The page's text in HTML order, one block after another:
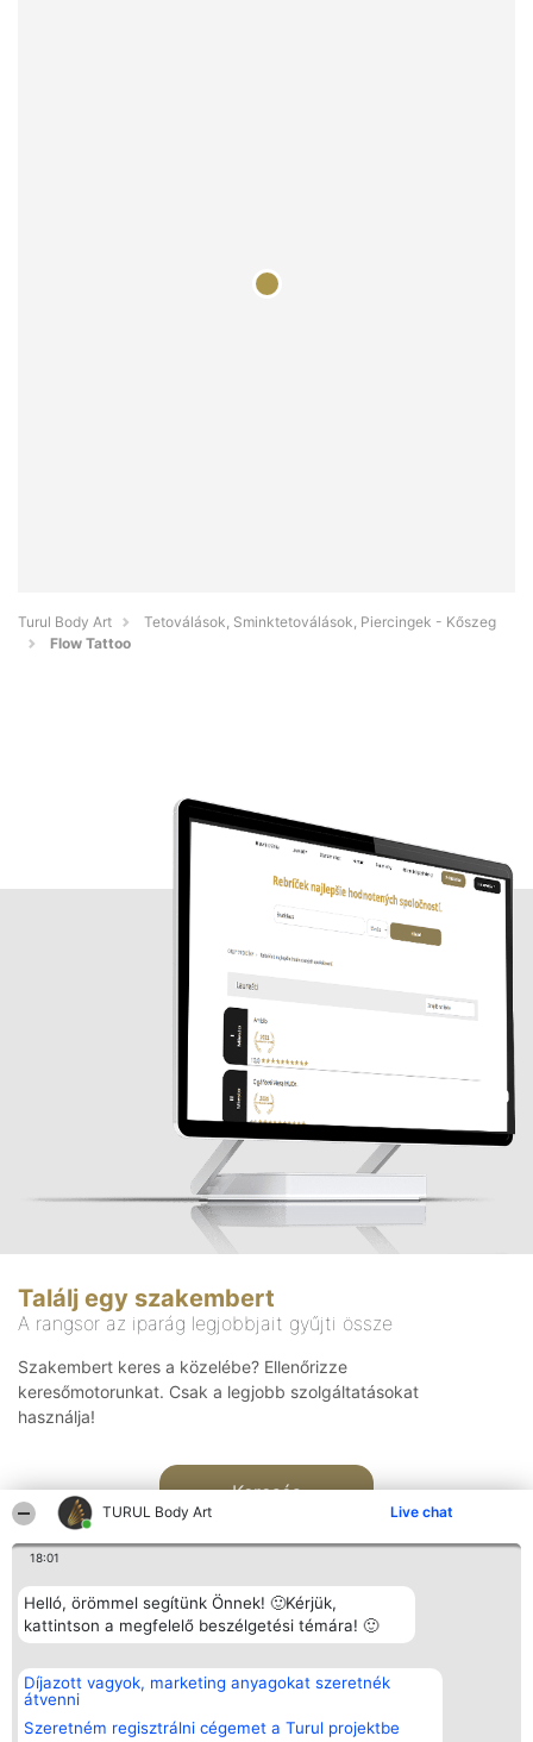
TURUL Body Art Live chat
18:01
Helló, örömmel segítünk Önnek! 🙂Kérjük,
kattintson a megfelelő beszélgetési témára! 🙂
Díjazott vagyok, marketing anyagokat szeretnék
átvenni
Szeretném regisztrálni cégemet a Turul projektbe
Turul Body Art
Tetoválások, Sminktetoválások, Piercingek - Kőszeg
Flow Tattoo
Találj egy szakembert
A rangsor az iparág legjobbjait gyűjti össze
Szakembert keres a közelébe? Ellenőrizze
keresőmotorunkat. Csak a legjobb szolgáltatásokat
használja!
Keresés
Rangsorszervező
SC Beautiful Company S.R.L.
Bulevardul Aleea Timișul De
Sus Nr. 2, Bl. A30, Sc. A, Et.
4, Ap. 13
Népszavazás
Nyertesek
listája
Elérhetőség
Elérhetőség